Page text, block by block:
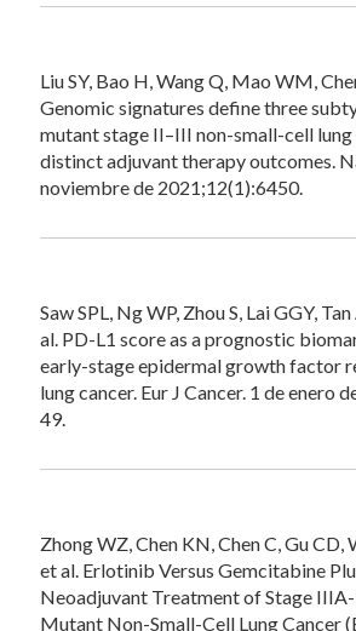
Liu SY, Bao H, Wang Q, Mao WM,
Genomic signatures define three
mutant stage II–III non-small-cell
distinct adjuvant therapy outcomes.
noviembre de 2021;12(1):6450.
Saw SPL, Ng WP, Zhou S, Lai GGY,
al. PD-L1 score as a prognostic
early-stage epidermal growth factor
lung cancer. Eur J Cancer. 1 de enero
49.
Zhong WZ, Chen KN, Chen C, Gu CD,
et al. Erlotinib Versus Gemcitabine
Neoadjuvant Treatment of Stage
Mutant Non-Small-Cell Lung Cancer